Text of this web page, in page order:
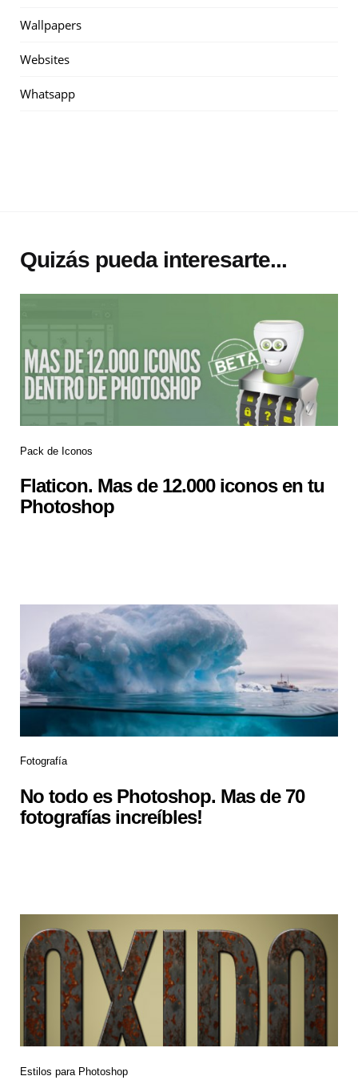
Wallpapers
Websites
Whatsapp
Quizás pueda interesarte...
Pack de Iconos
Flaticon. Mas de 12.000 iconos en tu
Photoshop
Fotografía
No todo es Photoshop. Mas de 70
fotografías increíbles!
Estilos para Photoshop